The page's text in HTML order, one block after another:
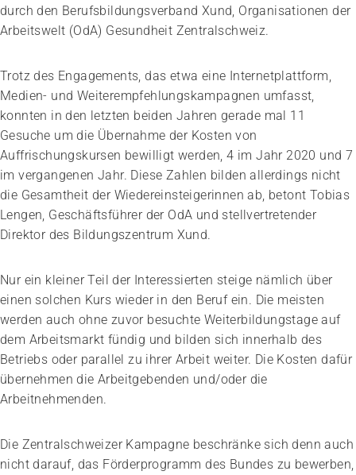
Impuls
Umgang mit verhaltensbezogenen und
psychologischen Symptomen bei Menschen mit
20.08.2026 online
durch den Berufsbildungsverband Xund, Organisationen der
Arbeitswelt (OdA) Gesundheit Zentralschweiz.
Trotz des Engagements, das etwa eine Internetplattform,
Medien- und Weiterempfehlungskampagnen umfasst,
konnten in den letzten beiden Jahren gerade mal 11
Gesuche um die Übernahme der Kosten von
Auffrischungskursen bewilligt werden, 4 im Jahr 2020 und 7
im vergangenen Jahr. Diese Zahlen bilden allerdings nicht
die Gesamtheit der Wiedereinsteigerinnen ab, betont Tobias
Lengen, Geschäftsführer der OdA und stellvertretender
Direktor des Bildungszentrum Xund.
Nur ein kleiner Teil der Interessierten steige nämlich über
einen solchen Kurs wieder in den Beruf ein. Die meisten
werden auch ohne zuvor besuchte Weiterbildungstage auf
dem Arbeitsmarkt fündig und bilden sich innerhalb des
Betriebs oder parallel zu ihrer Arbeit weiter. Die Kosten dafür
übernehmen die Arbeitgebenden und/oder die
Arbeitnehmenden.
Die Zentralschweizer Kampagne beschränke sich denn auch
nicht darauf, das Förderprogramm des Bundes zu bewerben,